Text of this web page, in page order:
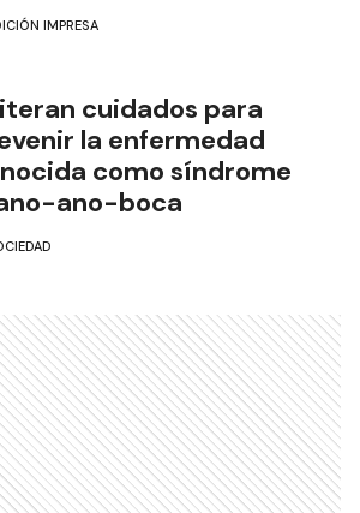
IMPRESA
cuidados para
la enfermedad
como síndrome
ano-boca